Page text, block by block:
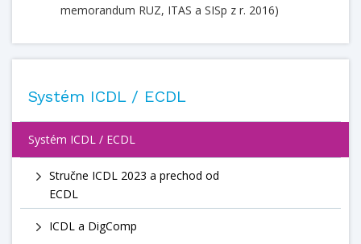
memorandum RUZ, ITAS a SISp z r. 2016)
Systém ICDL / ECDL
Systém ICDL / ECDL
Stručne ICDL 2023 a prechod od
ECDL
ICDL a DigComp